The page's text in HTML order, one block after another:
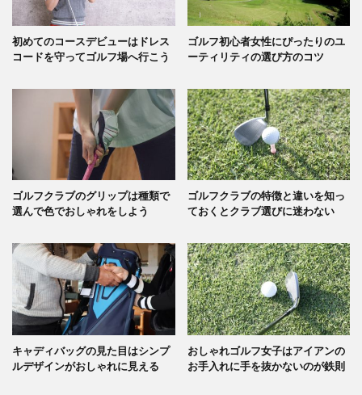
初めてのコースデビューはドレス
コードを守ってゴルフ場へ行こう
ゴルフ初心者女性にぴったりのユ
ーティリティの選び方のコツ
ゴルフクラブのグリップは種類で
選んで色でおしゃれをしよう
ゴルフクラブの特徴と違いを知っ
ておくとクラブ選びに迷わない
キャディバッグの見た目はシンプ
ルデザインがおしゃれに見える
おしゃれゴルフ女子はアイアンの
お手入れに手を抜かないのが鉄則